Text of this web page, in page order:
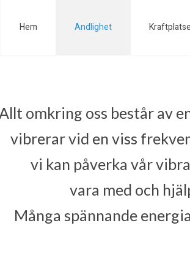
Hem Andlighet
omkring oss består av
vibrerar vid en viss
vi kan påverka vår
vara med och
Många spännande